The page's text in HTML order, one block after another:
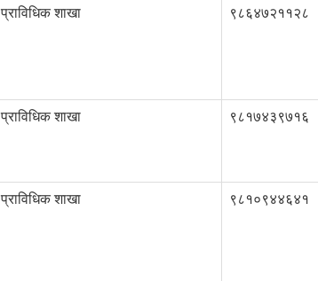
प्राविधिक शाखा ९८६४७२११२८
प्राविधिक शाखा ९८१७४३९७१६
प्राविधिक शाखा ९८१०९४४६४१